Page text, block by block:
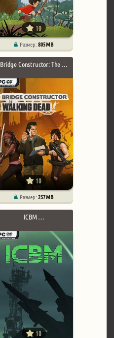
10
Размер:805 MB
Bridge Constructor: The …
10
Размер:257 MB
ICBM …
10